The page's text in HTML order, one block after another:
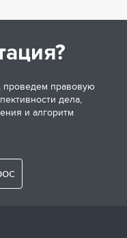
проведем правовую
дела,
и алгоритм